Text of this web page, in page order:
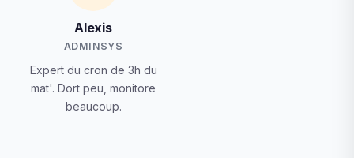
Alexis
ADMINSYS
Expert du cron de 3h du
mat'. Dort peu, monitore
beaucoup.